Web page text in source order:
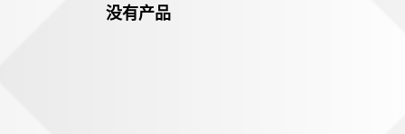
没有产品